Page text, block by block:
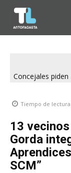
Concejales
Tiempo de lectura:
13
Gorda
SCM”